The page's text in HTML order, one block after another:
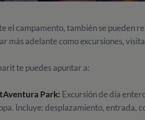
el campamento, también se pueden
más adelante como excursiones,
te puedes apuntar a:
Park: Excursión de día
Incluye: desplazamiento, entrada,